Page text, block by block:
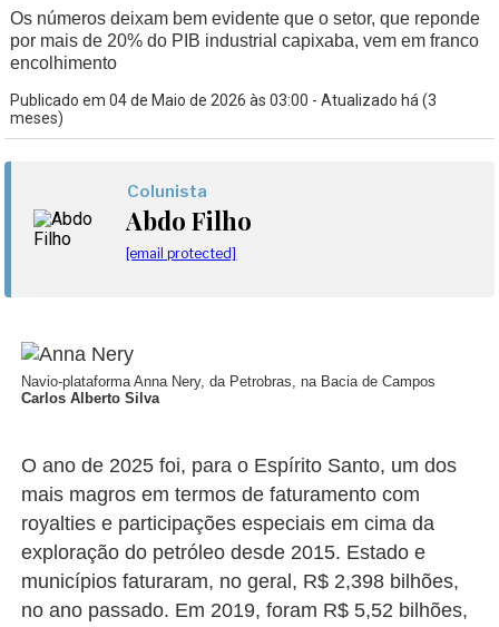
Os números deixam bem evidente que o setor, que reponde
por mais de 20% do PIB industrial capixaba, vem em franco
encolhimento
Publicado em 04 de Maio de 2026 às 03:00 - Atualizado há (3
meses)
Colunista
Abdo Filho
[email protected]
Navio-plataforma Anna Nery, da Petrobras, na Bacia de Campos
Carlos Alberto Silva
O ano de 2025 foi, para o Espírito Santo, um dos
mais magros em termos de faturamento com
royalties e participações especiais em cima da
exploração do petróleo desde 2015. Estado e
municípios faturaram, no geral, R$ 2,398 bilhões,
no ano passado. Em 2019, foram R$ 5,52 bilhões,